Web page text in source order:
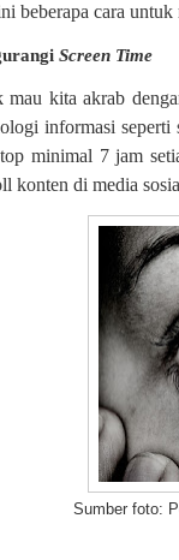
beberapa cara untuk
Screen Time
mau kita akrab
informasi seperti
minimal 7 jam
konten di media
foto: